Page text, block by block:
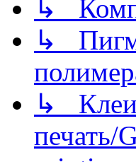
↳
↳
↳ Клеи,
печать/